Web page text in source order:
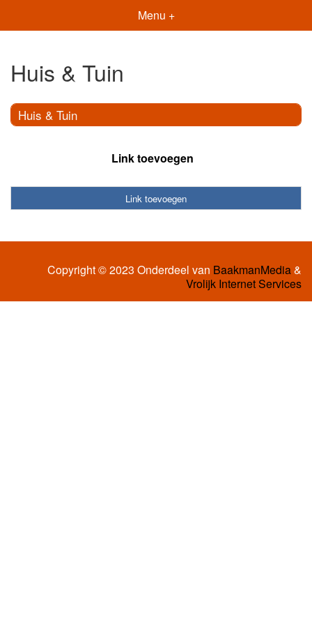
Menu +
Huis & Tuin
Huis & Tuin
Link toevoegen
Link toevoegen
Copyright © 2023 Onderdeel van BaakmanMedia&
Vrolijk Internet Services